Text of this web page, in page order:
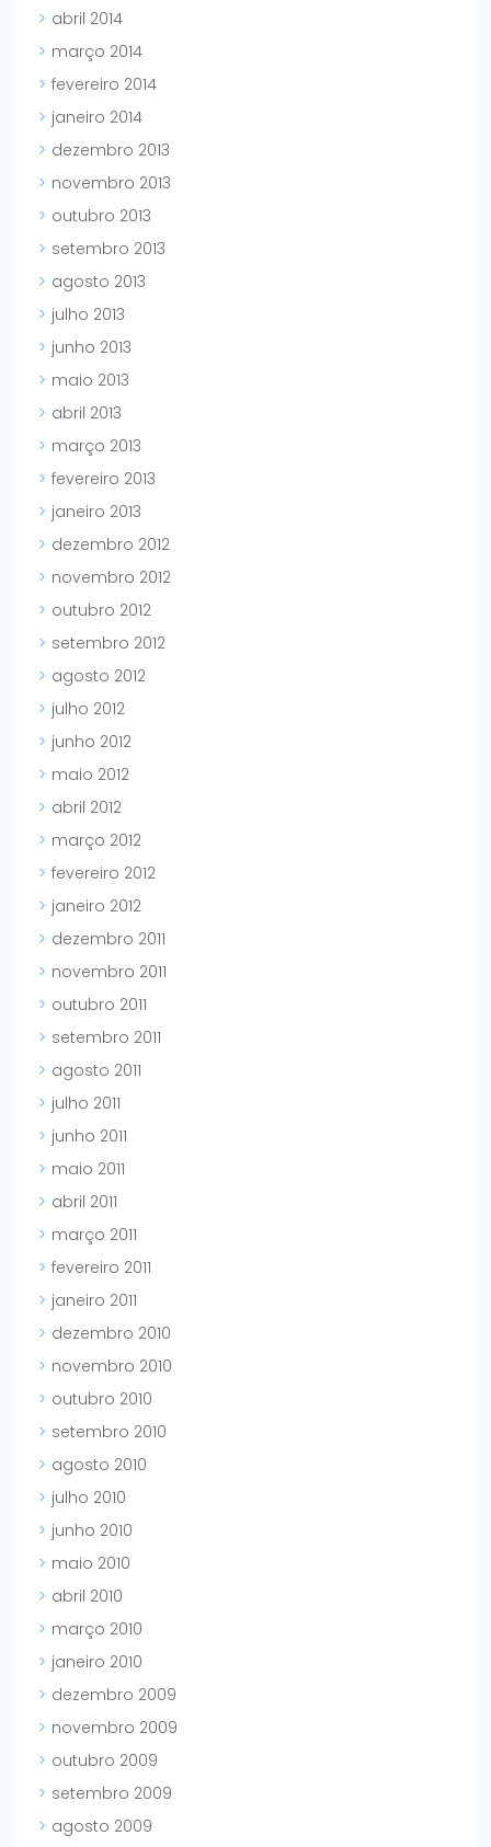
abril 2014
março 2014
fevereiro 2014
janeiro 2014
dezembro 2013
novembro 2013
outubro 2013
setembro 2013
agosto 2013
julho 2013
junho 2013
maio 2013
abril 2013
março 2013
fevereiro 2013
janeiro 2013
dezembro 2012
novembro 2012
outubro 2012
setembro 2012
agosto 2012
julho 2012
junho 2012
maio 2012
abril 2012
março 2012
fevereiro 2012
janeiro 2012
dezembro 2011
novembro 2011
outubro 2011
setembro 2011
agosto 2011
julho 2011
junho 2011
maio 2011
abril 2011
março 2011
fevereiro 2011
janeiro 2011
dezembro 2010
novembro 2010
outubro 2010
setembro 2010
agosto 2010
julho 2010
junho 2010
maio 2010
abril 2010
março 2010
janeiro 2010
dezembro 2009
novembro 2009
outubro 2009
setembro 2009
agosto 2009